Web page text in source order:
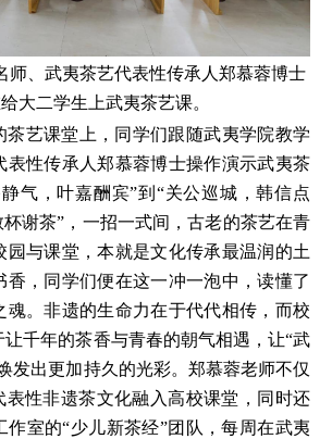
师、武夷茶艺代表性传承人郑慕蓉博士
大二学生上武夷茶艺课。
茶艺课堂上，同学们跟随武夷学院教学
表性传承人郑慕蓉博士操作演示武夷茶
气，叶嘉酬宾”到“关公巡城，韩信点
杯谢茶”，一招一式间，古老的茶艺在青
园与课堂，本就是文化传承最温润的土
香，同学们便在这一冲一泡中，读懂了
魂。非遗的生命力在于代代相传，而校
让千年的茶香与青春的朝气相遇，让“武
发出更加持久的光彩。郑慕蓉老师不仅
表性非遗茶文化融入高校课堂，同时还
作室的“少儿新茶经”团队，每周在武夷